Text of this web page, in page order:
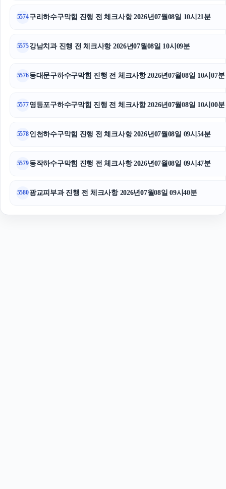
인스타 좋아요 늘리기
5574구리하수구막힘 진행 전 체크사항 2026년07월08일 10시21분
5575강남치과 진행 전 체크사항 2026년07월08일 10시09분
5576동대문구하수구막힘 진행 전 체크사항 2026년07월08일 10시07분
5577영등포구하수구막힘 진행 전 체크사항 2026년07월08일 10시00분
5578인천하수구막힘 진행 전 체크사항 2026년07월08일 09시54분
5579동작하수구막힘 진행 전 체크사항 2026년07월08일 09시47분
5580광교피부과 진행 전 체크사항 2026년07월08일 09시40분